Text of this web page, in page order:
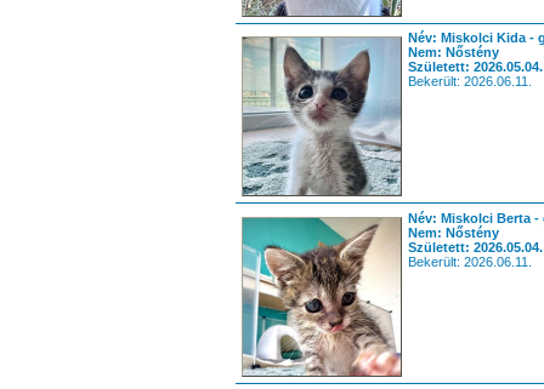
Név: Miskolci Kida -
Nem: Nőstény
Született: 2026.05.04.
Bekerült: 2026.06.11.
Név: Miskolci Berta -
Nem: Nőstény
Született: 2026.05.04.
Bekerült: 2026.06.11.